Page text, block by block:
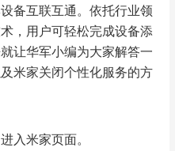
备互联互通。依托行业领
，用户可轻松完成设备添
让华军小编为大家解答一
米家关闭个性化服务的方
入米家页面。